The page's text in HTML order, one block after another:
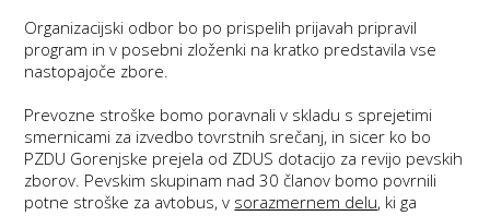
Organizacijski odbor bo po prispelih prijavah pripravil
program in v posebni zloženki na kratko predstavila vse
nastopajoče zbore.
Prevozne stroške bomo poravnali v skladu s sprejetimi
smernicami za izvedbo tovrstnih srečanj, in sicer ko bo
PZDU Gorenjske prejela od ZDUS dotacijo za revijo pevskih
zborov. Pevskim skupinam nad 30 članov bomo povrnili
potne stroške za avtobus, v sorazmernem delu, ki ga